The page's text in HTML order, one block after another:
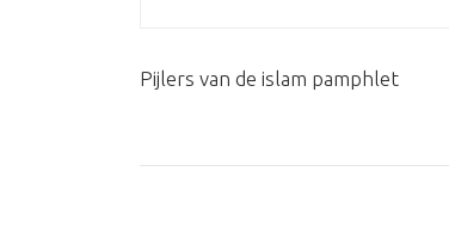
Pijlers van de islam pamphlet